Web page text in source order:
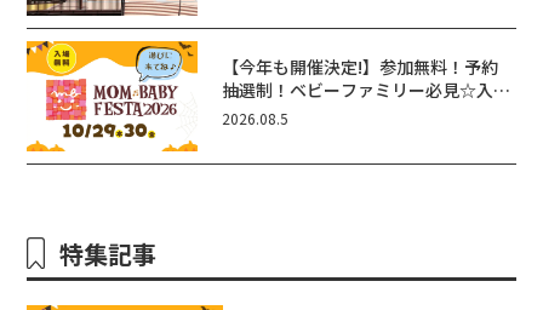
ん！
【今年も開催決定!】参加無料！予約
抽選制！ベビーファミリー必見☆入場
無料☆10/29(木)30(金)ママベビーフ
エリ守山
2026.08.5
特集記事